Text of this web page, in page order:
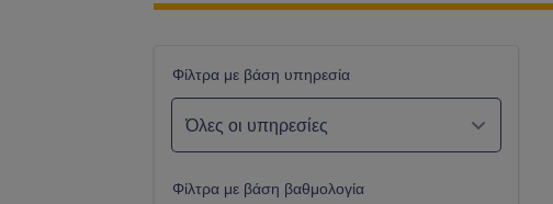
Φίλτρα με βάση υπηρεσία
Όλες οι υπηρεσίες
Φίλτρα με βάση βαθμολογία